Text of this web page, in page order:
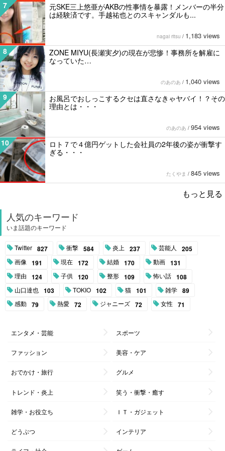
7
元SKE三上悠亜がAKBの性事情を暴露！メンバーの半分
は経験済です。手越祐也とのスキャンダルも...
nagai ritsu / 1,183 views
8
ZONE MIYU(長瀬実夕)の現在が悲惨！事務所を解雇に
なっていた…
のあのあ / 1,040 views
9
お風呂でおしっこするクセは直さなきゃヤバイ！？その
理由とは・・・
のあのあ / 954 views
10
ロト７で４億円ゲットした会社員の2年後の姿が衝撃す
ぎる・・・
たくやま / 845 views
もっと見る
人気のキーワード
いま話題のキーワード
Twitter 827 衝撃 584 炎上 237 芸能人 205
画像 191 現在 172 結婚 170 動画 131
理由 124 子供 120 整形 109 怖い話 108
山口達也 103 TOKIO 102 猫 101 雑学 89
感動 79 熱愛 72 ジャニーズ 72 女性 71
エンタメ・芸能 スポーツ
ファッション 美容・ケア
おでかけ・旅行 グルメ
トレンド・炎上 笑う・衝撃・癒す
雑学・お役立ち ＩＴ・ガジェット
どうぶつ インテリア